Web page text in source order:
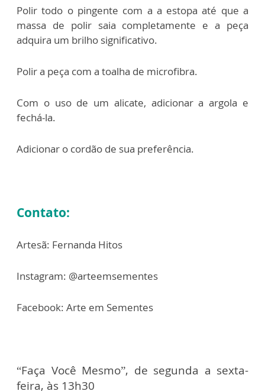
Polir todo o pingente com a a estopa até que a
massa de polir saia completamente e a peça
adquira um brilho significativo.
Polir a peça com a toalha de microfibra.
Com o uso de um alicate, adicionar a argola e
fechá-la.
Adicionar o cordão de sua preferência.
Contato:
Artesã: Fernanda Hitos
Instagram: @arteemsementes
Facebook: Arte em Sementes
“Faça Você Mesmo”, de segunda a sexta-
feira, às 13h30